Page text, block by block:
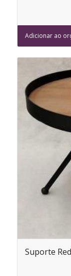
Adicionar ao
Suporte